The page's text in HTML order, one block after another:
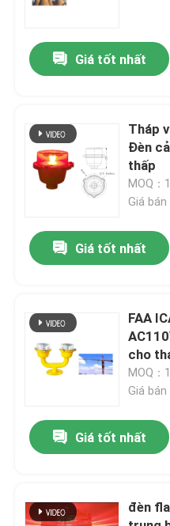
Nhà
Về chúng tôi
Kiểm soát chất lượng
Liên hệ chúng tôi
Yêu cầu báo giá
Đèn cản hàng không
Đèn cản máy bay
Giá tốt nhất
Tháp
Đèn
thấp
MOQ：
Giá
Giá tốt nhất
FAA
cho
MOQ：
Giá
Giá tốt nhất
đèn